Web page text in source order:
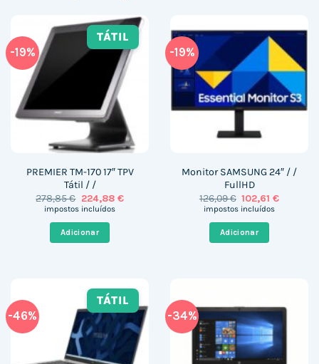
-19%
TÁTIL
PREMIER TM-170 17″ TPV
Tátil / /
278,85€ O
preço
278,85 €.
224,88 €O
impostos incluídos
Adicionar
-19%
Monitor SAMSUNG 24″ / /
FullHD
126,09€ O
preço
126,09 €.
102,61€O
impostos incluídos
Adicionar
-46%
TÁTIL
-34%